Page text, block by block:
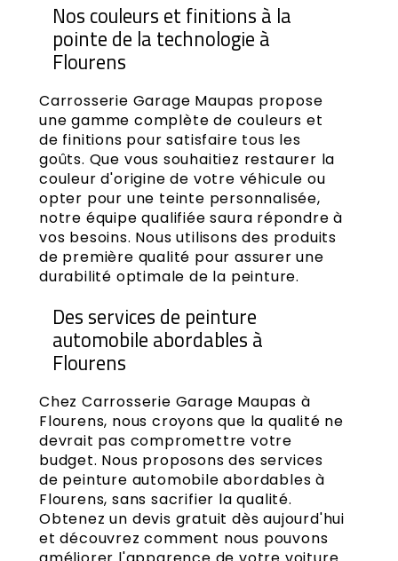
Nos couleurs et finitions à la
pointe de la technologie à
Flourens
Carrosserie Garage Maupas propose
une gamme complète de couleurs et
de finitions pour satisfaire tous les
goûts. Que vous souhaitiez restaurer la
couleur d'origine de votre véhicule ou
opter pour une teinte personnalisée,
notre équipe qualifiée saura répondre à
vos besoins. Nous utilisons des produits
de première qualité pour assurer une
durabilité optimale de la peinture.
Des services de peinture
automobile abordables à
Flourens
Chez Carrosserie Garage Maupas à
Flourens, nous croyons que la qualité ne
devrait pas compromettre votre
budget. Nous proposons des services
de peinture automobile abordables à
Flourens, sans sacrifier la qualité.
Obtenez un devis gratuit dès aujourd'hui
et découvrez comment nous pouvons